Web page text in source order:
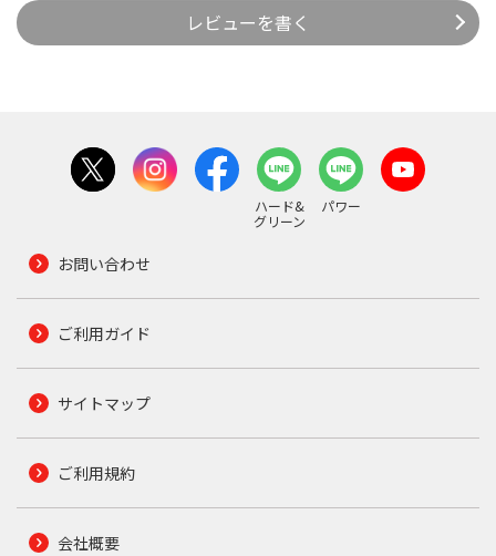
レビューを書く
ハード&
グリーン
パワー
お問い合わせ
ご利用ガイド
サイトマップ
ご利用規約
会社概要